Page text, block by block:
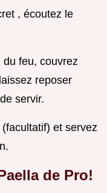
, écoutez le
feu, couvrez
reposer
servir.
et servez
de Pro!